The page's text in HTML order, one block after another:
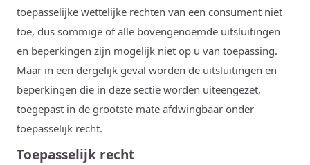
toepasselijke wettelijke rechten van een consument niet
toe, dus sommige of alle bovengenoemde uitsluitingen
en beperkingen zijn mogelijk niet op u van toepassing.
Maar in een dergelijk geval worden de uitsluitingen en
beperkingen die in deze sectie worden uiteengezet,
toegepast in de grootste mate afdwingbaar onder
toepasselijk recht.
Toepasselijk recht